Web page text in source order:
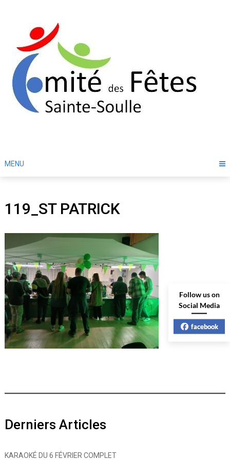
MENU
119_ST PATRICK
Derniers Articles
KARAOKÉ DU 6 FÉVRIER COMPLET
Follow us on
Social Media
facebook